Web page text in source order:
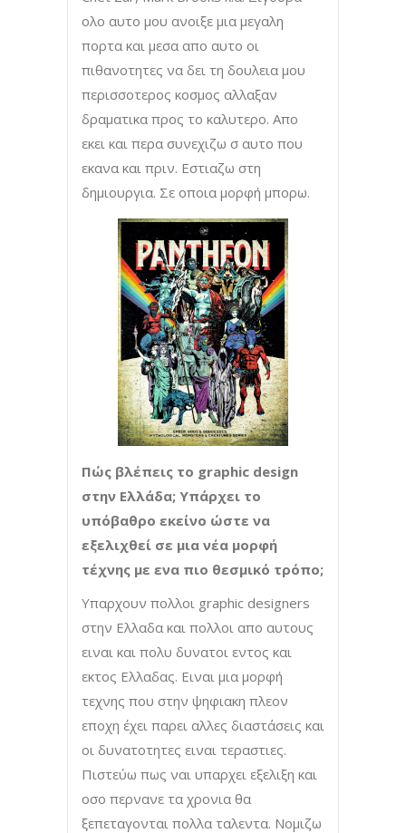
ολο αυτο μου ανοιξε μια μεγαλη
πορτα και μεσα απο αυτο οι
πιθανοτητες να δει τη δουλεια μου
περισσοτερος κοσμος αλλαξαν
δραματικα προς το καλυτερο. Απο
εκει και περα συνεχιζω σ αυτο που
εκανα και πριν. Εστιαζω στη
δημιουργια. Σε οποια μορφή μπορω.
Πώς βλέπεις το graphic design
στην Ελλάδα; Υπάρχει το
υπόβαθρο εκείνο ώστε να
εξελιχθεί σε μια νέα μορφή
τέχνης με ενα πιο θεσμικό τρόπο;
Υπαρχουν πολλοι graphic designers
στην Ελλαδα και πολλοι απο αυτους
ειναι και πολυ δυνατοι εντος και
εκτος Ελλαδας. Ειναι μια μορφή
τεχνης που στην ψηφιακη πλεον
εποχη έχει παρει αλλες διαστάσεις και
οι δυνατοτητες ειναι τεραστιες.
Πιστεύω πως ναι υπαρχει εξελιξη και
οσο περνανε τα χρονια θα
ξεπεταγονται πολλα ταλεντα. Νομιζω